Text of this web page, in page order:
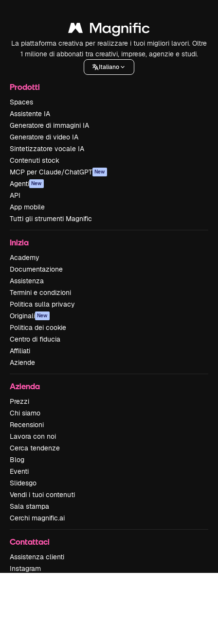
La piattaforma creativa per realizzare i tuoi migliori lavori. Oltre
1 milione di abbonati tra creativi, imprese, agenzie e studi.
Italiano
Prodotti
Spaces
Assistente IA
Generatore di immagini IA
Generatore di video IA
Sintetizzatore vocale IA
Contenuti stock
MCP per Claude/ChatGPT New
Agenti New
API
App mobile
Tutti gli strumenti Magnific
Inizia
Academy
Documentazione
Assistenza
Termini e condizioni
Politica sulla privacy
Originali New
Politica dei cookie
Centro di fiducia
Affiliati
Aziende
Azienda
Prezzi
Chi siamo
Recensioni
Lavora con noi
Cerca tendenze
Blog
Eventi
Slidesgo
Vendi i tuoi contenuti
Sala stampa
Cerchi magnific.ai
Contattaci
Assistenza clienti
Instagram